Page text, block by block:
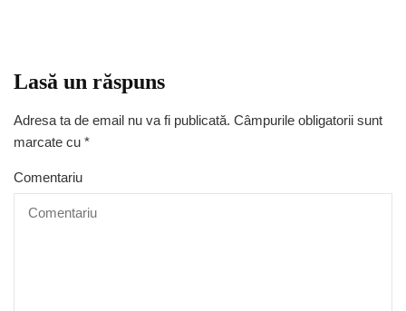
Lasă un răspuns
Adresa ta de email nu va fi publicată. Câmpurile obligatorii sunt
marcate cu *
Comentariu